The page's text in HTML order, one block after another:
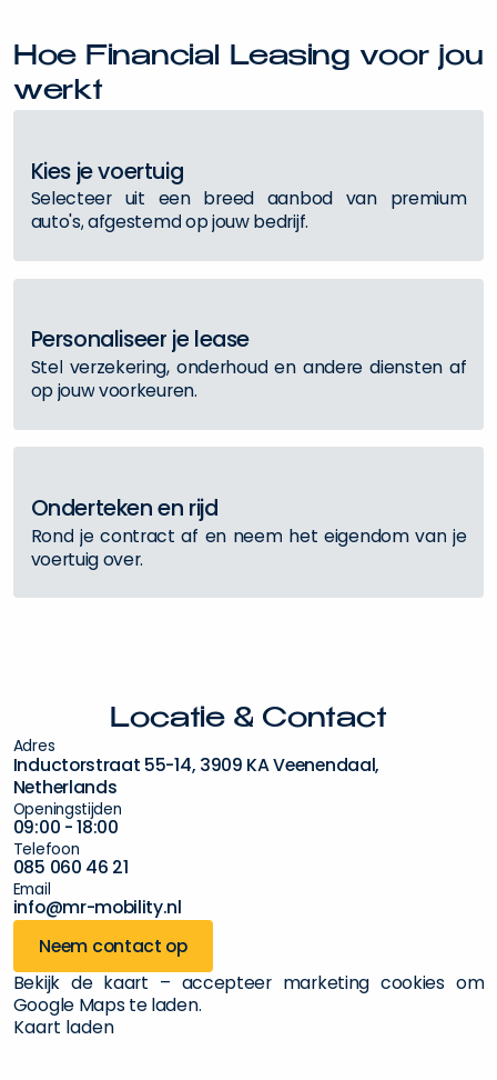
Hoe F nancia Leas ng voor jou
werkt
Kies jevoertuig
Selecteer uit een breed aanbod van premium
auto's,afgestemdopjouwbedrijf.
Personaliseer je lease
Stel verzekering, onderhoud en andere diensten af
opjouwvoorkeuren.
Ondertekenen rijd
Rond je contract af en neem het eigendom van je
voertuigover.
Locat ie & Contact
Adres
Inductorstraat 55-14, 3909 KAVeenendaal,
Netherlands
Openingstijden
09:00 -18:00
Bekijk de kaart – accepteer marketing cookies om
Google Maps te laden.
Kaart laden
Telefoon
085 060 46 21
Email
info@mr-mobility.nl
Neem contact op